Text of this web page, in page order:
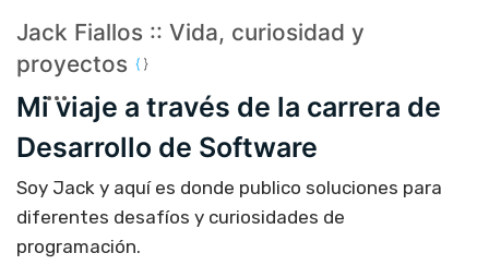
Jack Fiallos :: Vida, curiosidad y
proyectos
Mi viaje a través de la carrera de
Desarrollo de Software
Soy Jack y aquí es donde publico soluciones para
diferentes desafíos y curiosidades de
programación.